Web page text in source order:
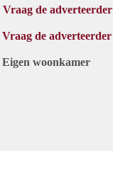
Vraag de adverteerder
Vraag de adverteerder
Eigen woonkamer